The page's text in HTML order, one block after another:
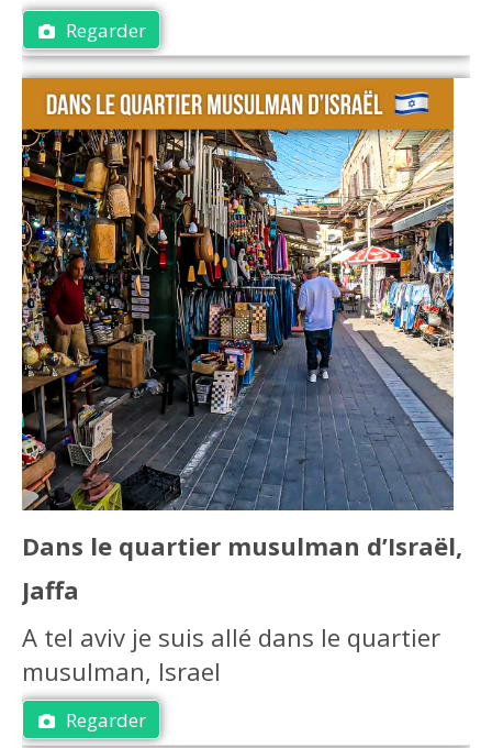
Regarder
Dans le quartier musulman d’Israël,
Jaffa
A tel aviv je suis allé dans le quartier
musulman, Israel
Regarder